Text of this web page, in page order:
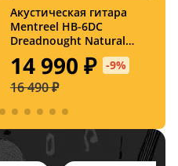
Заказать
Акустическая гитара
Mentreel HB-6DC
Dreadnought Natural
Satin
14 990 ₽ -9%
16 490 ₽